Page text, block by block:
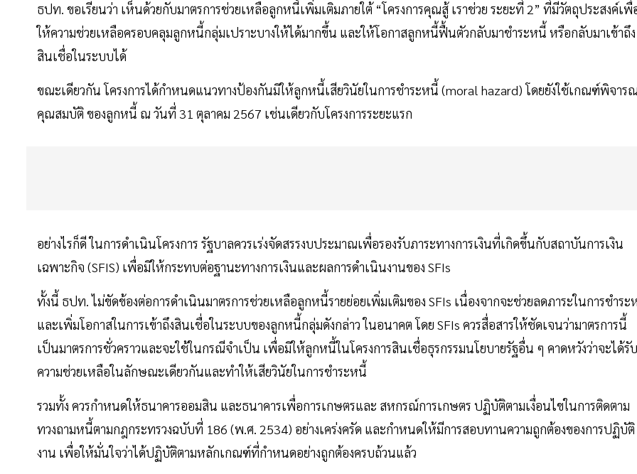
ธปท. ขอเรียนว่า เห็นด้วยกับมาตรการช่วยเหลือลูกหนี้เพิ่มเติมภายใต้ “โครงการคุณสู้ เราช่วย ระยะที่ 2” ที่มีวัตถุประสงค์เพื่
ให้ความช่วยเหลือครอบคลุมลูกหนี้กลุ่มเปราะบางให้ได้มากขึ้น และให้โอกาสลูกหนี้ฟื้นตัวกลับมาชำระหนี้ หรือกลับมาเข้าถึง
สินเชื่อในระบบได้
ขณะเดียวกัน โครงการได้กำหนดแนวทางป้องกันมิให้ลูกหนี้เสียวินัยในการชำระหนี้ (moral hazard) โดยยังใช้เกณฑ์พิจาร
คุณสมบัติ ของลูกหนี้ ณ วันที่ 31 ตุลาคม 2567 เช่นเดียวกับโครงการระยะแรก
อย่างไรก็ดี ในการดำเนินโครงการ รัฐบาลควรเร่งจัดสรรงบประมาณเพื่อรองรับภาระทางการเงินที่เกิดขึ้นกับสถาบันการเงิน
เฉพาะกิจ (SFIS) เพื่อมิให้กระทบต่อฐานะทางการเงินและผลการดำเนินงานของ SFIs
ทั้งนี้ ธปท. ไม่ขัดข้องต่อการดำเนินมาตรการช่วยเหลือลูกหนี้รายย่อยเพิ่มเติมของ SFIs เนื่องจากจะช่วยลดภาระในการชำร
และเพิ่มโอกาสในการเข้าถึงสินเชื่อในระบบของลูกหนี้กลุ่มดังกล่าว ในอนาคต โดย SFIs ควรสื่อสารให้ชัดเจนว่ามาตรการนี้
เป็นมาตรการชั่วคราวและจะใช้ในกรณีจำเป็น เพื่อมิให้ลูกหนี้ในโครงการสินเชื่อธุรกรรมนโยบายรัฐอื่น ๆ คาดหวังว่าจะได้รับ
ความช่วยเหลือในลักษณะเดียวกันและทำให้เสียวินัยในการชำระหนี้
รวมทั้ง ควรกำหนดให้ธนาคารออมสิน และธนาคารเพื่อการเกษตรและ สหกรณ์การเกษตร ปฏิบัติตามเงื่อนไขในการติดตาม
ทวงถามหนี้ตามกฎกระทรวงฉบับที่ 186 (พ.ศ. 2534) อย่างเคร่งครัด และกำหนดให้มีการสอบทานความถูกต้องของการปฏิบัติ
งาน เพื่อให้มั่นใจว่าได้ปฏิบัติตามหลักเกณฑ์ที่กำหนดอย่างถูกต้องครบถ้วนแล้ว